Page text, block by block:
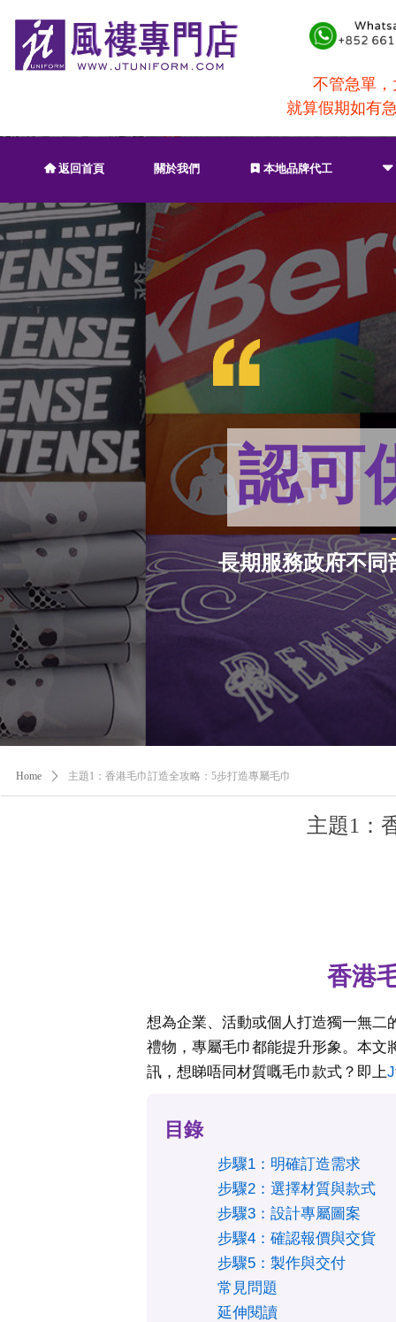
낀 返回首頁 關於我們 끈 本地品牌代工 뀓
成
認可
長期服務政府不同
不管急單，大
就算假期如有
主題1：
香港
想為企業、活動或個人打造獨一無二
禮物，專屬毛巾都能提升形象。本文
訊，想睇唔同材質嘅毛巾款式？即上
目錄
步驟1：明確訂造需求
步驟2：選擇材質與款式
步驟3：設計專屬圖案
步驟4：確認報價與交貨
步驟5：製作與交付
常見問題
延伸閱讀
Home ꄲ 主題1：香港毛巾訂造全攻略：5步打造專屬毛巾